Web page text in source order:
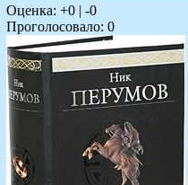
Оценка: +0 | -0
Проголосовало: 0